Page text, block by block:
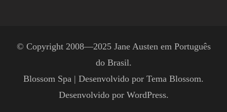
© Copyright 2008—2025 Jane Austen em Português
do Brasil.
Blossom Spa | Desenvolvido por Tema Blossom.
Desenvolvido por WordPress.